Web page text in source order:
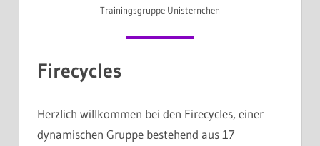
Trainingsgruppe Unisternchen
Firecycles
Herzlich willkommen bei den Firecycles, einer
dynamischen Gruppe bestehend aus 17